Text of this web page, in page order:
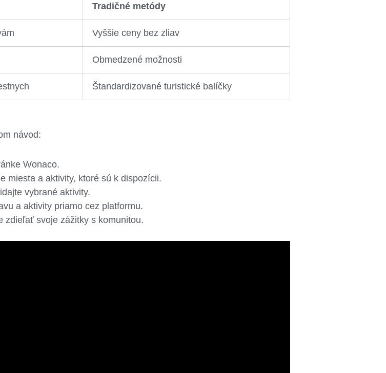
Tradičné metódy
Vyššie ceny bez zliav
Obmedzené možnosti
Štandardizované turistické balíčky
návod:
Wonaco.
miesta a aktivity, ktoré sú k dispozícii.
vybrané aktivity.
a aktivity priamo cez platformu.
zdieľať svoje zážitky s komunitou.